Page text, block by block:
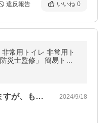
違反報告 いいね 0
常用トイレ 非常用ト
災士監修」 簡易トイ
PayPay祭
災害がないことを願っていますが、もしも… 2024/9/18